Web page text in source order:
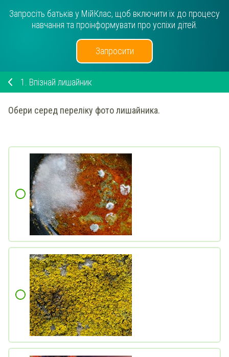
Запросіть батьків у МійКлас, щоб включити їх до процесу
навчання та проінформувати про успіхи дітей.
Запросити
1. Впізнай лишайник
Обери серед переліку фото лишайника.